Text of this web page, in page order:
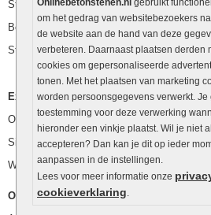
om het gedrag van websitebezoekers
de website aan de hand van deze
verbeteren. Daarnaast plaatsen derden
cookies om gepersonaliseerde
tonen. Met het plaatsen van marketing
worden persoonsgegevens verwerkt. Je
toestemming voor deze verwerking
hieronder een vinkje plaatst. Wil je niet
accepteren? Dan kan je dit op ieder
aanpassen in de instellingen.
Lees voor meer informatie onze
cookieverklaring
Stapelblokken
Betonblokken
Stapelstenen
Extra benodigdheden
Ophoogzand
Siergrind en siersplit
Waterafvoer
Overig